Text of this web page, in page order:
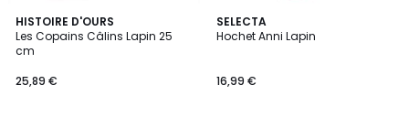
HISTOIRE D'OURS
Les Copains Câlins Lapin 25
cm
25,89 €
4,2
/ 5
SELECTA
Hochet Anni Lapin
16,99 €